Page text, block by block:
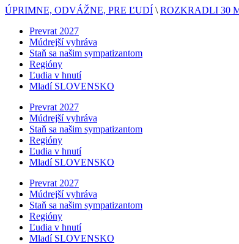
ÚPRIMNE, ODVÁŽNE, PRE ĽUDÍ \ ROZKRADLI 30
Prevrat 2027
Múdrejší vyhráva
Staň sa našim sympatizantom
Regióny
Ľudia v hnutí
Mladí SLOVENSKO
Prevrat 2027
Múdrejší vyhráva
Staň sa našim sympatizantom
Regióny
Ľudia v hnutí
Mladí SLOVENSKO
Prevrat 2027
Múdrejší vyhráva
Staň sa našim sympatizantom
Regióny
Ľudia v hnutí
Mladí SLOVENSKO